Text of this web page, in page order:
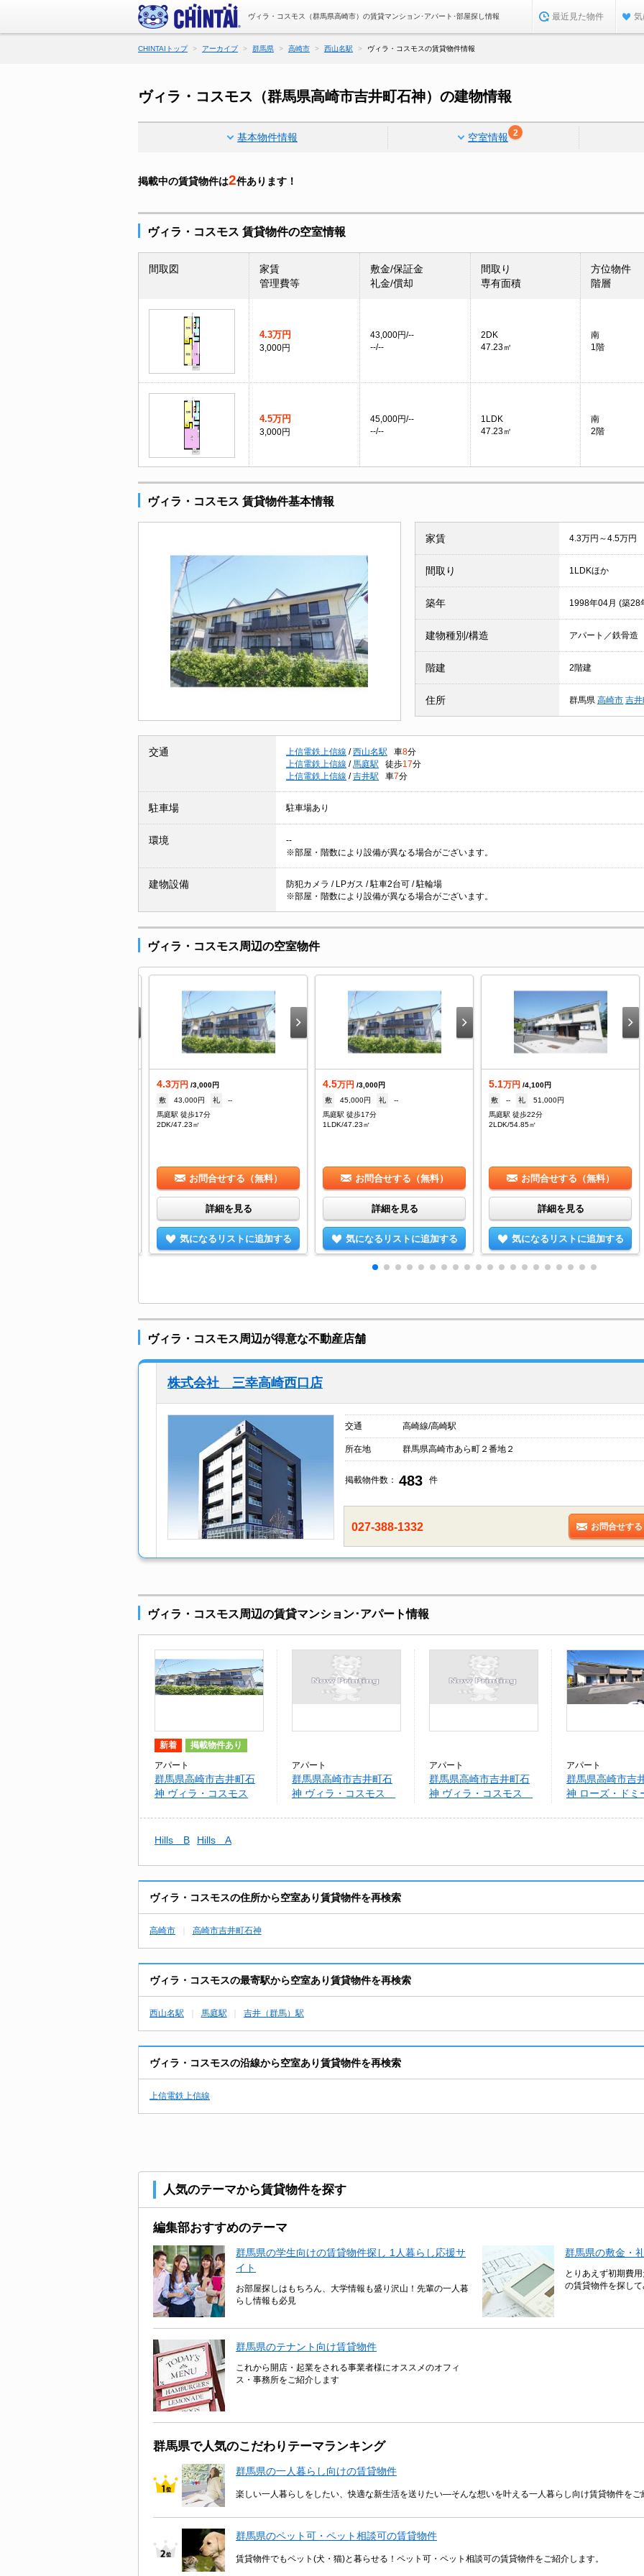
ヴィラ・コスモス（群馬県高崎市）の賃貸マンション･アパート･部屋探し情報 最近見た物件
CHINTAIトップ アーカイブ 群馬県 高崎市 西山名駅 ヴィラ・コスモスの賃貸物件情報
ヴィラ・コスモス（群馬県高崎市吉井町石神）の建物情報
基本物件情報 空室情報 2
掲載中の賃貸物件は2件あります！
ヴィラ・コスモス 賃貸物件の空室情報
間取図
家賃
管理費等
敷金/保証金
礼金/償却
間取り
専有面積
方位物件
階層
4.3万円
3,000円
43,000円/--
--/--
2DK
47.23㎡
南
1階
4.5万円
3,000円
45,000円/--
--/--
1LDK
47.23㎡
南
2階
ヴィラ・コスモス 賃貸物件基本情報
家賃 4.3万円～4.5万円
間取り 1LDKほか
築年 1998年04月 (築28
建物種別/構造 アパート／鉄骨造
階建 2階建
住所 群馬県 高崎市 吉井
交通 上信電鉄上信線 / 西山名駅 車8分
上信電鉄上信線 / 馬庭駅 徒歩17分
上信電鉄上信線 / 吉井駅 車7分
駐車場 駐車場あり
環境
--
※部屋・階数により設備が異なる場合がございます。
建物設備
防犯カメラ / LPガス / 駐車2台可 / 駐輪場
※部屋・階数により設備が異なる場合がございます。
ヴィラ・コスモス周辺の空室物件
4.3万円 /3,000円
敷
43,000円 礼
--
馬庭駅 徒歩17分
2DK/47.23㎡
お問合せする（無料）
詳細を見る
気になるリストに追加する
4.5万円 /3,000円
敷
45,000円 礼
--
馬庭駅 徒歩17分
1LDK/47.23㎡
お問合せする（無料）
詳細を見る
気になるリストに追加する
5.1万円 /4,100円
敷
-- 礼
51,000円
馬庭駅 徒歩22分
2LDK/54.85㎡
お問合せする（無料）
詳細を見る
気になるリストに追加する
ヴィラ・コスモス周辺が得意な不動産店舗
株式会社 三幸高崎西口店
交通 高崎線/高崎駅
所在地 群馬県高崎市あら町２番地２
掲載物件数： 483 件
027-388-1332 お問合せす
ヴィラ・コスモス周辺の賃貸マンション･アパート情報
新着 掲載物件あり
アパート
群馬県高崎市吉井町石
神 ヴィラ・コスモス
アパート
群馬県高崎市吉井町石
神 ヴィラ・コスモス
アパート
群馬県高崎市吉井町石
神 ヴィラ・コスモス
アパート
群馬県高崎市吉
神 ローズ・ドミ
Hills B Hills A
ヴィラ・コスモスの住所から空室あり賃貸物件を再検索
高崎市 高崎市吉井町石神
ヴィラ・コスモスの最寄駅から空室あり賃貸物件を再検索
西山名駅 馬庭駅 吉井（群馬）駅
ヴィラ・コスモスの沿線から空室あり賃貸物件を再検索
上信電鉄上信線
人気のテーマから賃貸物件を探す
編集部おすすめのテーマ
群馬県の学生向けの賃貸物件探し 1人暮らし応援サ
イト
お部屋探しはもちろん、大学情報も盛り沢山！先輩の一人暮
らし情報も必見
群馬県の敷金・
とりあえず初期費
の賃貸物件を探し
群馬県のテナント向け賃貸物件
これから開店・起業をされる事業者様にオススメのオフィ
ス・事務所をご紹介します
群馬県で人気のこだわりテーマランキング
群馬県の一人暮らし向けの賃貸物件
楽しい一人暮らしをしたい、快適な新生活を送りたい―そんな想いを叶える一人暮らし向け賃貸物件をご
群馬県のペット可・ペット相談可の賃貸物件
賃貸物件でもペット(犬・猫)と暮らせる！ペット可・ペット相談可の賃貸物件をご紹介します。